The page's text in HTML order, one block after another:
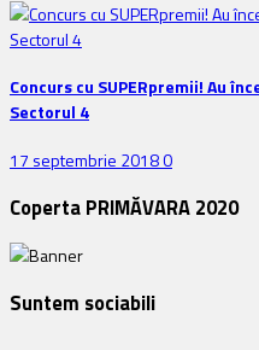
Concurs cu SUPERpremii! Au
Sectorul 4
17 septembrie 20180
Coperta PRIMĂVARA 2020
Suntem sociabili